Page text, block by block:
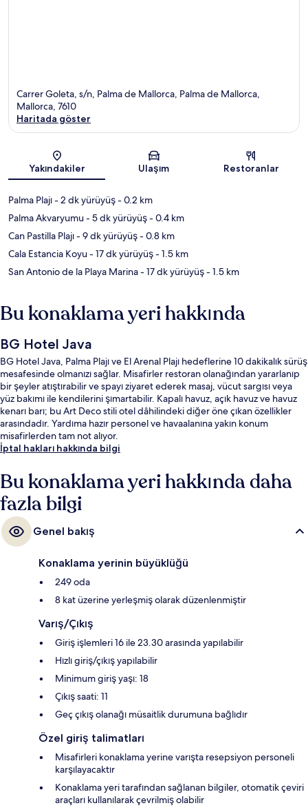
Carrer Goleta, s/n, Palma de Mallorca, Palma de Mallorca,
Mallorca, 7610
Haritada göster
Yakındakiler Ulaşım Restoranlar
Palma Plajı- 2 dk yürüyüş- 0.2 km
Palma Akvaryumu- 5 dk yürüyüş- 0.4 km
Can Pastilla Plajı- 9 dk yürüyüş- 0.8 km
Cala Estancia Koyu- 17 dk yürüyüş- 1.5 km
San Antonio de la Playa Marina- 17 dk yürüyüş- 1.5 km
Bu konaklama yeri hakkında
BG Hotel Java
BG Hotel Java, Palma Plajı ve El Arenal Plajı hedeflerine 10 dakikalık sürüş
mesafesinde olmanızı sağlar. Misafirler restoran olanağından yararlanıp
bir şeyler atıştırabilir ve spayı ziyaret ederek masaj, vücut sargısı veya
yüz bakımı ile kendilerini şımartabilir. Kapalı havuz, açık havuz ve havuz
kenarı barı; bu Art Deco stili otel dâhilindeki diğer öne çıkan özellikler
arasındadır. Yardıma hazır personel ve havaalanına yakın konum
misafirlerden tam not alıyor.
İptal hakları hakkında bilgi
Bu konaklama yeri hakkında daha
fazla bilgi
Genel bakış
Konaklama yerinin büyüklüğü
249 oda
8 kat üzerine yerleşmiş olarak düzenlenmiştir
Varış/Çıkış
Giriş işlemleri 16 ile 23.30 arasında yapılabilir
Hızlı giriş/çıkış yapılabilir
Minimum giriş yaşı: 18
Çıkış saati: 11
Geç çıkış olanağı müsaitlik durumuna bağlıdır
Özel giriş talimatları
Misafirleri konaklama yerine varışta resepsiyon personeli
karşılayacaktır
Konaklama yeri tarafından sağlanan bilgiler, otomatik çeviri
araçları kullanılarak çevrilmiş olabilir